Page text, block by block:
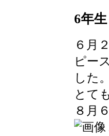
6年
６月
ピー
した。
とて
８月